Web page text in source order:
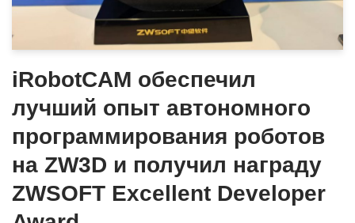
iRobotCAM обеспечил
лучший опыт автономного
программирования роботов
на ZW3D и получил награду
ZWSOFT Excellent Developer